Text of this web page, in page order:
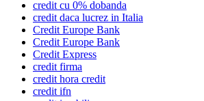
credit cu 0% dobanda
credit daca lucrez in Italia
Credit Europe Bank
Credit Europe Bank
Credit Express
credit firma
credit hora credit
credit ifn